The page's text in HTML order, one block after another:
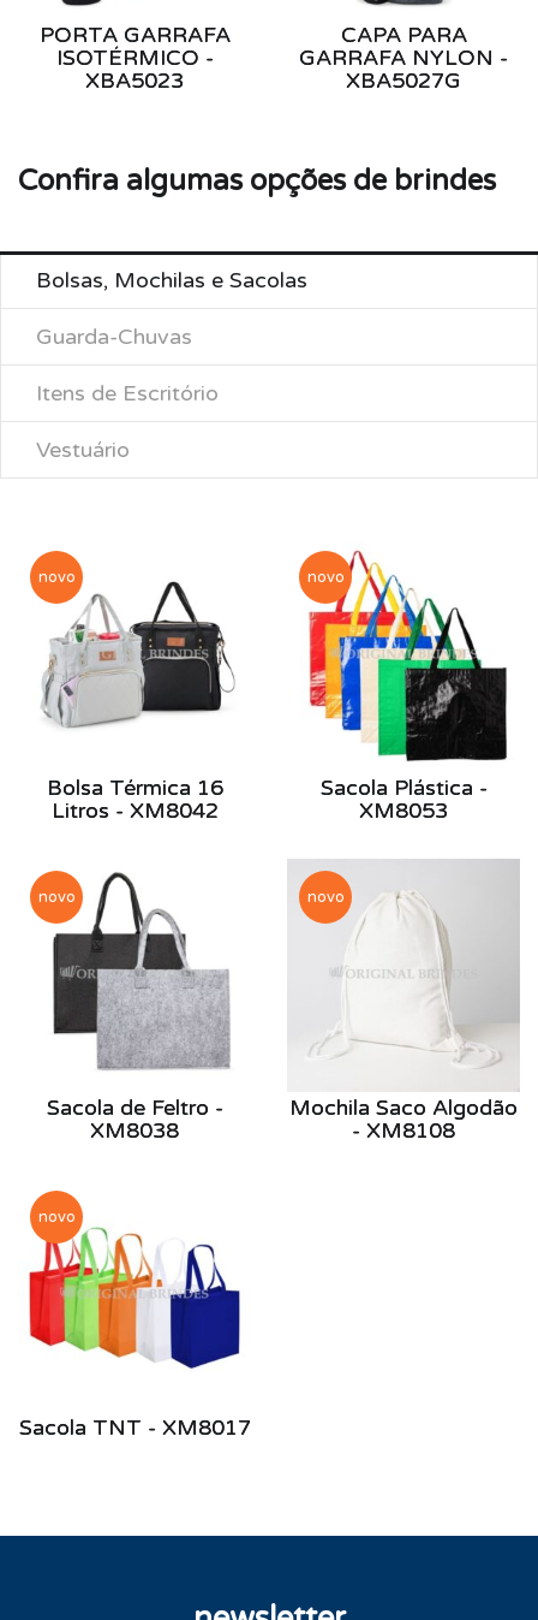
PORTA GARRAFA
ISOTÉRMICO -
XBA5023
CAPA PARA
GARRAFA NYLON -
XBA5027G
Confira algumas opções de brindes
Bolsas, Mochilas e Sacolas
Guarda-Chuvas
Itens de Escritório
Vestuário
novo
Bolsa Térmica 16
Litros - XM8042
novo
Sacola Plástica -
XM8053
novo
Sacola de Feltro -
XM8038
novo
Mochila Saco Algodão
- XM8108
novo
Sacola TNT - XM8017